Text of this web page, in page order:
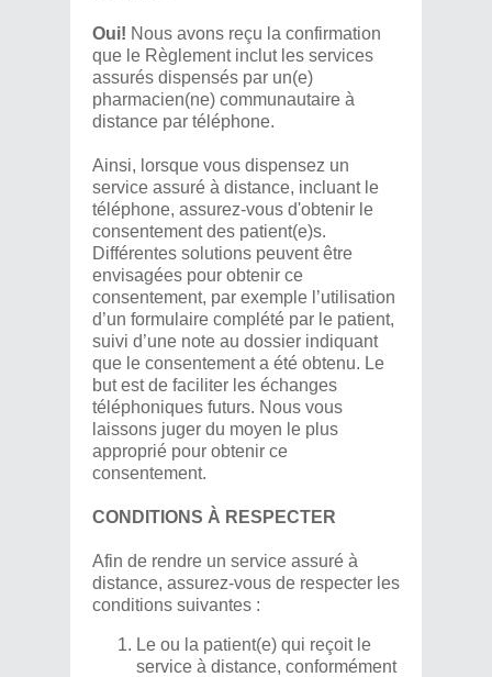
Oui! Nous avons reçu la confirmation
que le Règlement inclut les services
assurés dispensés par un(e)
pharmacien(ne) communautaire à
distance par téléphone.
Ainsi, lorsque vous dispensez un
service assuré à distance, incluant le
téléphone, assurez-vous d'obtenir le
consentement des patient(e)s.
Différentes solutions peuvent être
envisagées pour obtenir ce
consentement, par exemple l’utilisation
d’un formulaire complété par le patient,
suivi d’une note au dossier indiquant
que le consentement a été obtenu. Le
but est de faciliter les échanges
téléphoniques futurs. Nous vous
laissons juger du moyen le plus
approprié pour obtenir ce
consentement.
CONDITIONS À RESPECTER
Afin de rendre un service assuré à
distance, assurez-vous de respecter les
conditions suivantes :
Le ou la patient(e) qui reçoit le
service à distance, conformément